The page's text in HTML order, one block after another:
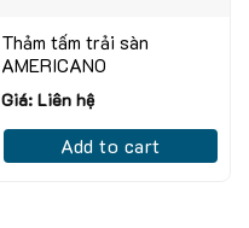
Thảm tấm trải sàn
AMERICANO
Giá: Liên hệ
Add to cart